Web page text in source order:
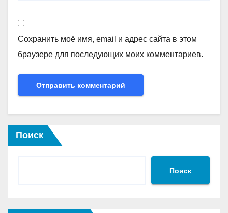
Сохранить моё имя, email и адрес сайта в этом
браузере для последующих моих комментариев.
Поиск
Поиск